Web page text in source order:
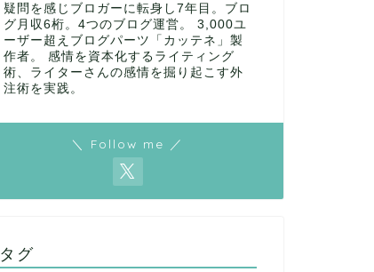
疑問を感じブロガーに転身し7年目。ブロ
グ月収6桁。4つのブログ運営。 3,000ユ
ーザー超えブログパーツ「カッテネ」製
作者。 感情を資本化するライティング
術、ライターさんの感情を掘り起こす外
注術を実践。
＼ Follow me ／
タグ